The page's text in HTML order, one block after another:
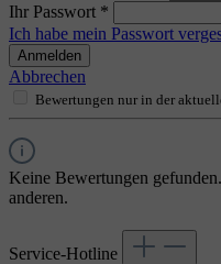
Ihr Passwort *
Ich habe mein Passwort
Anmelden
Abbrechen
Bewertungen nur in der
Keine Bewertungen
anderen.
Service-Hotline